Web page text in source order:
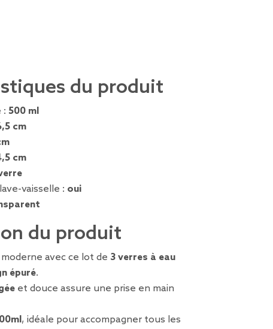
du produit
: 500 ml
cm
cm
vaisselle : oui
du produit
avec ce lot de 3 verres à eau
épuré.
et douce assure une prise en main
, idéale pour accompagner tous les